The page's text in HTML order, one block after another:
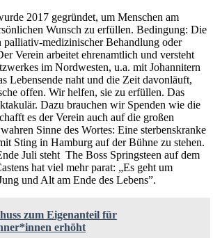
2017 gegründet, um Menschen am
Wunsch zu erfüllen. Bedingung: Die
palliativ-medizinischer Behandlung oder
Verein arbeitet ehrenamtlich und versteht
im Nordwesten, u.a. mit Johannitern
Lebensende naht und die Zeit davonläuft,
offen. Wir helfen, sie zu erfüllen. Das
Dazu brauchen wir Spenden wie die
es der Verein auch auf die großen
Sinne des Wortes: Eine sterbenskranke
Sting in Hamburg auf der Bühne zu stehen.
Juli steht The Boss Springsteen auf dem
hat viel mehr parat: „Es geht um
und Alt am Ende des Lebens”.
zum Eigenanteil für
erhöht